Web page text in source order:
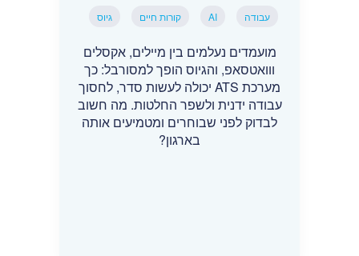
עבודה AI קורות חיים גיוס
מועמדים נעלמים בין מיילים, אקסלים
ווואטסאפ, והגיוס הופך למסורבל: כך
מערכת ATS יכולה לעשות סדר, לחסוך
עבודה ידנית ולשפר החלטות. מה חשוב
לבדוק לפני שבוחרים ומטמיעים אותה
בארגון?